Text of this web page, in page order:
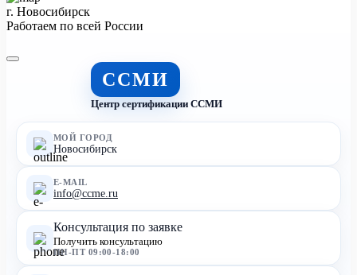
г. Новосибирск
Работаем по всей России
ССМИ
Центр сертификации ССМИ
МОЙ ГОРОД
Новосибирск
E-MAIL
info@ccme.ru
Консультация по заявке
Получить консультацию
ПН-ПТ 09:00-18:00